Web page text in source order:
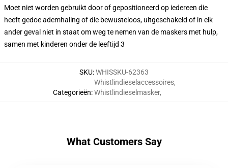
Moet niet worden gebruikt door of gepositioneerd op iedereen die
heeft gedoe ademhaling of die bewusteloos, uitgeschakeld of in elk
ander geval niet in staat om weg te nemen van de maskers met hulp,
samen met kinderen onder de leeftijd 3
SKU:WHISSKU-62363
Categorieën:
Whistlindieselaccessoires,
Whistlindieselmasker,
What Customers Say